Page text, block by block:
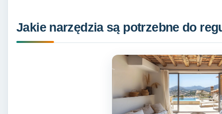
Jakie narzędzia są potrzebne do